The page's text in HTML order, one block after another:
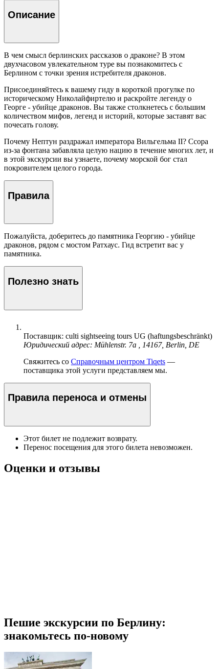
Описание
В чем смысл берлинских рассказов о драконе? В этом
двухчасовом увлекательном туре вы познакомитесь с
Берлином с точки зрения истребителя драконов.
Присоединяйтесь к вашему гиду в короткой прогулке по
историческому Николайфиртелю и раскройте легенду о
Георге - убийце драконов. Вы также столкнетесь с большим
количеством мифов, легенд и историй, которые заставят вас
почесать голову.
Почему Нептун раздражал императора Вильгельма II? Ссора
из-за фонтана забавляла целую нацию в течение многих лет, и
в этой экскурсии вы узнаете, почему морской бог стал
покровителем целого города.
Правила
Пожалуйста, доберитесь до памятника Георгию - убийце
драконов, рядом с мостом Ратхаус. Гид встретит вас у
памятника.
Полезно знать
Поставщик: culti sightseeing tours UG (haftungsbeschränkt)
Юридический адрес: Mühlenstr. 7a , 14167, Berlin, DE
Свяжитесь со Справочным центром Tiqets —
поставщика этой услуги представляем мы.
Правила переноса и отмены
Этот билет не подлежит возврату.
Перенос посещения для этого билета невозможен.
Оценки и отзывы
Пешие экскурсии по Берлину:
знакомьтесь по-новому